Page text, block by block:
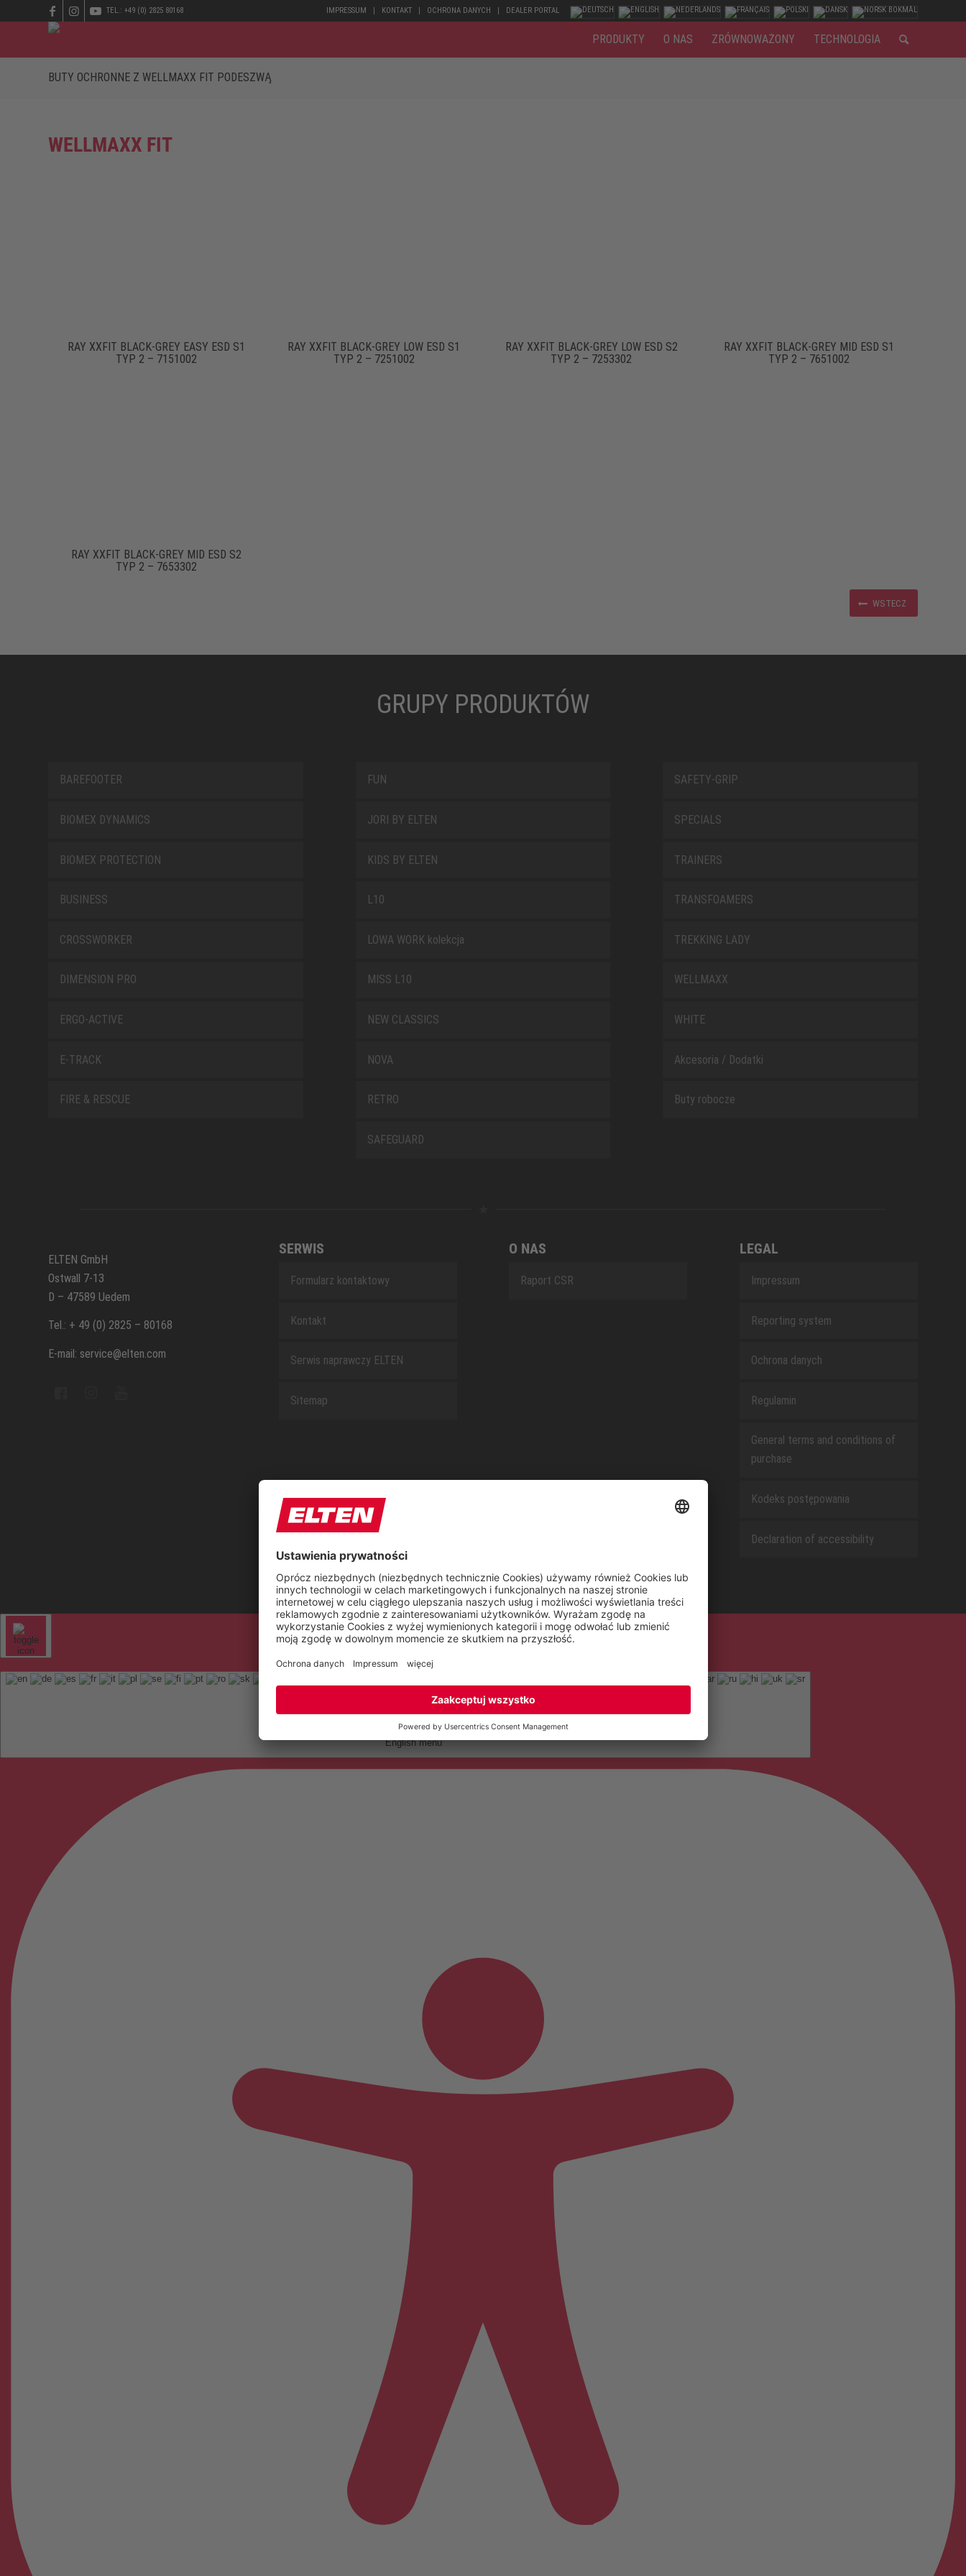
IMPRESSUM KONTAKT OCHRONA DANYCH DEALER PORTAL
TEL.: +49 (0) 2825 80168
PRODUKTY O NAS ZRÓWNOWAŻONY TECHNOLOGIA
BUTY OCHRONNE Z WELLMAXX FIT PODESZWĄ
WELLMAXX FIT
RAY XXFIT BLACK-GREY EASY ESD S1
TYP 2 – 7151002
RAY XXFIT BLACK-GREY LOW ESD S1
TYP 2 – 7251002
RAY XXFIT BLACK-GREY LOW ESD S2
TYP 2 – 7253302
RAY XXFIT BLACK-GREY MID ESD S1
TYP 2 – 7651002
RAY XXFIT BLACK-GREY MID ESD S2
TYP 2 – 7653302
WSTECZ
GRUPY PRODUKTÓW
BAREFOOTER
BIOMEX DYNAMICS
BIOMEX PROTECTION
BUSINESS
CROSSWORKER
DIMENSION PRO
ERGO-ACTIVE
E-TRACK
FIRE & RESCUE
FUN
JORI BY ELTEN
KIDS BY ELTEN
L10
LOWA WORK kolekcja
MISS L10
NEW CLASSICS
NOVA
RETRO
SAFEGUARD
SAFETY-GRIP
SPECIALS
TRAINERS
TRANSFOAMERS
TREKKING LADY
WELLMAXX
WHITE
Akcesoria / Dodatki
Buty robocze
ELTEN GmbH
Ostwall 7-13
D – 47589 Uedem
Tel.: + 49 (0) 2825 – 80168
E-mail: service@elten.com
SERWIS
Formularz kontaktowy
Kontakt
Serwis naprawczy ELTEN
Sitemap
O NAS
Raport CSR
LEGAL
Impressum
Reporting system
Ochrona danych
Regulamin
General terms and conditions of
purchase
Kodeks postępowania
Declaration of accessibility
English